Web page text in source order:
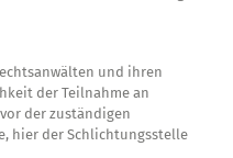
und ihren
der Teilnahme an
der zuständigen
hier der Schlichtungsstelle